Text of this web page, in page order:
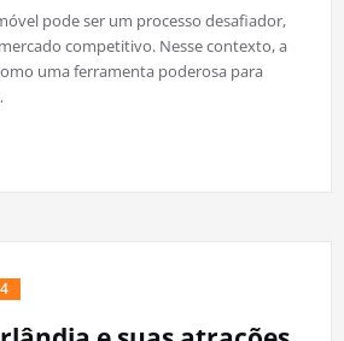
pode ser um processo desafiador,
competitivo. Nesse contexto, a
uma ferramenta poderosa para